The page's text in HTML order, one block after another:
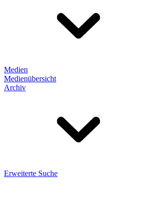
Medien
Medienübersicht
Archiv
Erweiterte Suche